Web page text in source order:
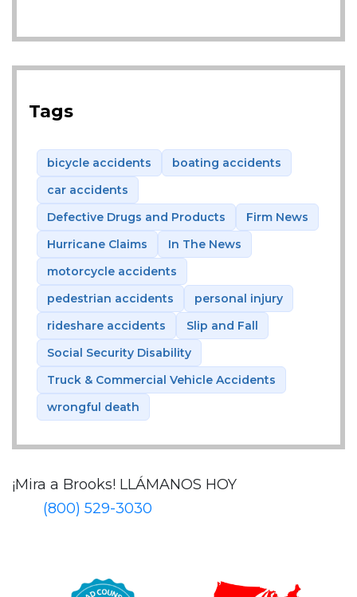
Tags
bicycle accidents
boating accidents
car accidents
Defective Drugs and Products
Firm News
Hurricane Claims
In The News
motorcycle accidents
pedestrian accidents
personal injury
rideshare accidents
Slip and Fall
Social Security Disability
Truck & Commercial Vehicle Accidents
wrongful death
¡Mira a Brooks! LLÁMANOS HOY
(800) 529-3030